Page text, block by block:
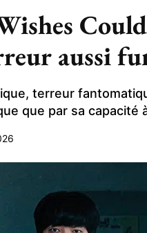
Could
aussi
terreur
que par sa capacité